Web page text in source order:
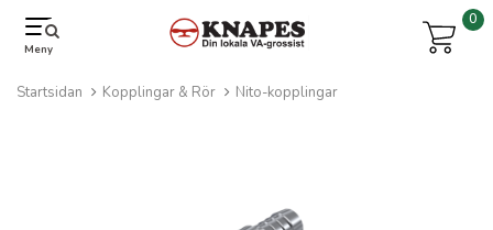
Meny
0
Startsidan Kopplingar & Rör Nito-kopplingar